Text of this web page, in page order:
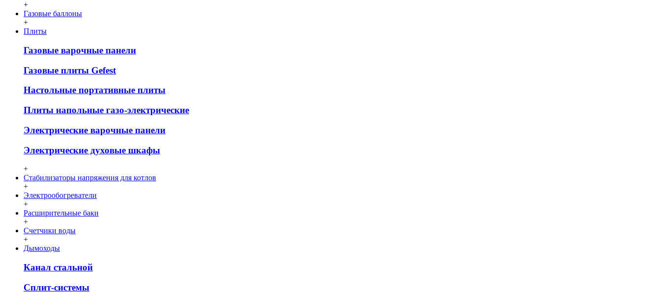
+
Газовые баллоны
+
Плиты
Газовые варочные панели
Газовые плиты Gefest
Настольные портативные плиты
Плиты напольные газо-электрические
Электрические варочные панели
Электрические духовые шкафы
+
Стабилизаторы напряжения для котлов
+
Электрообогреватели
+
Расширительные баки
+
Счетчики воды
+
Дымоходы
Канал стальной
Сплит-системы